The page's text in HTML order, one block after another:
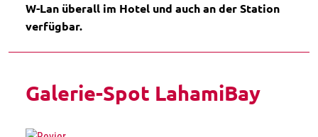
W-Lan überall im Hotel und auch an der Station
verfügbar.
Galerie-Spot LahamiBay